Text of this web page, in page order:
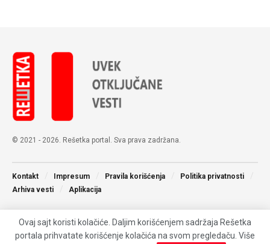
© 2021 - 2026. Rešetka portal. Sva prava zadržana.
Kontakt Impresum Pravila korišćenja
Politika privatnosti
Arhiva vesti
Aplikacija
Ovaj sajt koristi kolačiće. Daljim korišćenjem sadržaja Rešetka
portala prihvatate korišćenje kolačića na svom pregledaču. Više